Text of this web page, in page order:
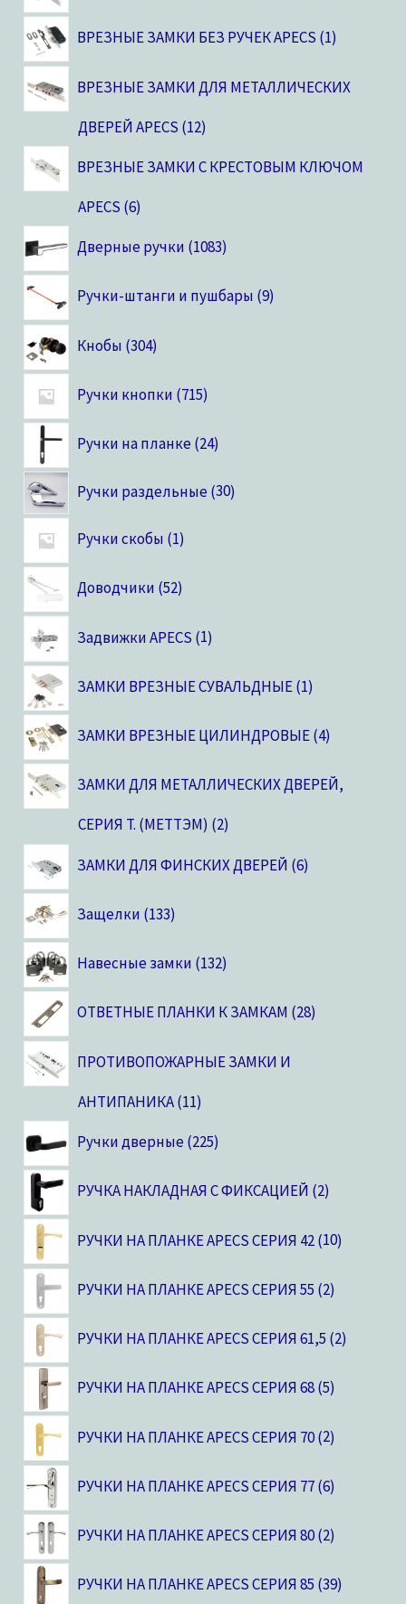
ВРЕЗНЫЕ ЗАМКИ БЕЗ РУЧЕК APECS 1
ВРЕЗНЫЕ ЗАМКИ ДЛЯ МЕТАЛЛИЧЕСКИХ
ДВЕРЕЙ APECS 12
ВРЕЗНЫЕ ЗАМКИ С КРЕСТОВЫМ КЛЮЧОМ
APECS 6
Дверные ручки 1083
Ручки-штанги и пушбары 9
Кнобы 304
Ручки кнопки 715
Ручки на планке 24
Ручки раздельные 30
Ручки скобы 1
Доводчики 52
Задвижки APECS 1
ЗАМКИ ВРЕЗНЫЕ СУВАЛЬДНЫЕ 1
ЗАМКИ ВРЕЗНЫЕ ЦИЛИНДРОВЫЕ 4
ЗАМКИ ДЛЯ МЕТАЛЛИЧЕСКИХ ДВЕРЕЙ,
CЕРИЯ T. (МЕТТЭМ) 2
ЗАМКИ ДЛЯ ФИНСКИХ ДВЕРЕЙ 6
Защелки 133
Навесные замки 132
ОТВЕТНЫЕ ПЛАНКИ К ЗАМКАМ 28
ПРОТИВОПОЖАРНЫЕ ЗАМКИ И
АНТИПАНИКА 11
Ручки дверные 225
РУЧКА НАКЛАДНАЯ С ФИКСАЦИЕЙ 2
РУЧКИ НА ПЛАНКЕ APECS СЕРИЯ 42 10
РУЧКИ НА ПЛАНКЕ APECS СЕРИЯ 55 2
РУЧКИ НА ПЛАНКЕ APECS СЕРИЯ 61,5 2
РУЧКИ НА ПЛАНКЕ APECS СЕРИЯ 68 5
РУЧКИ НА ПЛАНКЕ APECS СЕРИЯ 70 2
РУЧКИ НА ПЛАНКЕ APECS СЕРИЯ 77 6
РУЧКИ НА ПЛАНКЕ APECS СЕРИЯ 80 2
РУЧКИ НА ПЛАНКЕ APECS СЕРИЯ 85 39